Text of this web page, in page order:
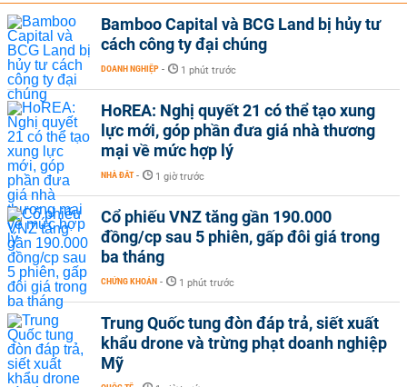
Bamboo Capital và BCG Land bị hủy tư
cách công ty đại chúng
DOANH NGHIỆP - 1 phút trước
HoREA: Nghị quyết 21 có thể tạo xung
lực mới, góp phần đưa giá nhà thương
mại về mức hợp lý
NHÀ ĐẤT - 1 giờ trước
Cổ phiếu VNZ tăng gần 190.000
đồng/cp sau 5 phiên, gấp đôi giá trong
ba tháng
CHỨNG KHOÁN - 1 phút trước
Trung Quốc tung đòn đáp trả, siết xuất
khẩu drone và trừng phạt doanh nghiệp
Mỹ